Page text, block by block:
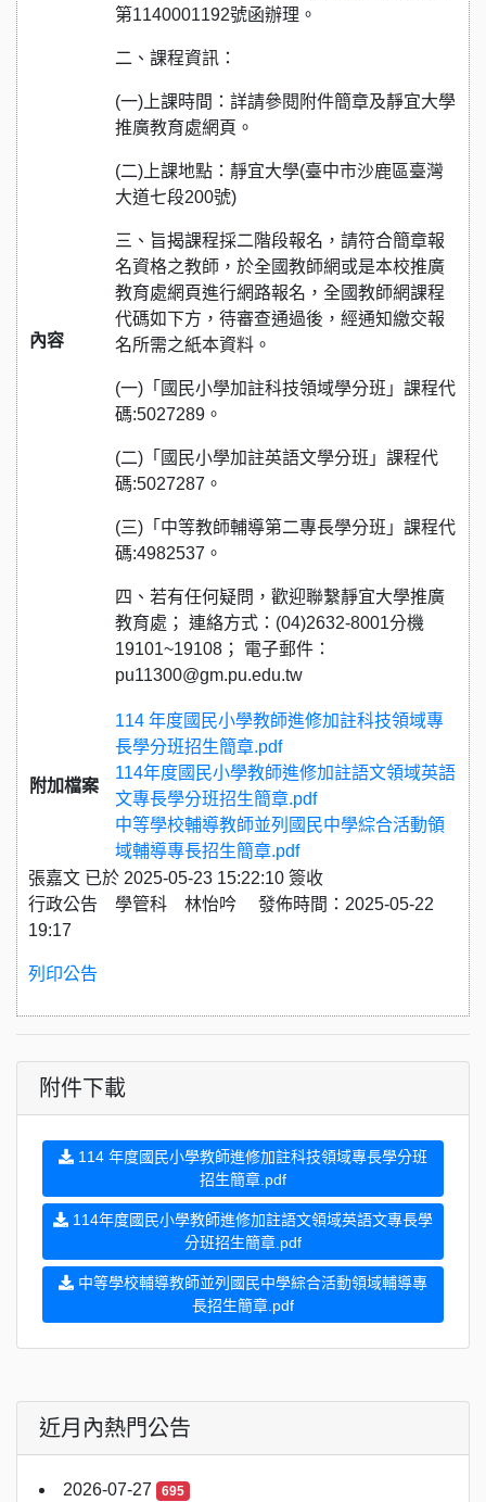
內容
第1140001192號函辦理。
二、課程資訊：
(一)上課時間：詳請參閱附件簡章及靜宜大學
推廣教育處網頁。
(二)上課地點：靜宜大學(臺中市沙鹿區臺灣
大道七段200號)
三、旨揭課程採二階段報名，請符合簡章報
名資格之教師，於全國教師網或是本校推廣
教育處網頁進行網路報名，全國教師網課程
代碼如下方，待審查通過後，經通知繳交報
名所需之紙本資料。
(一)「國民小學加註科技領域學分班」課程代
碼:5027289。
(二)「國民小學加註英語文學分班」課程代
碼:5027287。
(三)「中等教師輔導第二專長學分班」課程代
碼:4982537。
四、若有任何疑問，歡迎聯繫靜宜大學推廣
教育處； 連絡方式：(04)2632-8001分機
19101~19108； 電子郵件：
pu11300@gm.pu.edu.tw
附加檔案
114 年度國民小學教師進修加註科技領域專
長學分班招生簡章.pdf
114年度國民小學教師進修加註語文領域英語
文專長學分班招生簡章.pdf
中等學校輔導教師並列國民中學綜合活動領
域輔導專長招生簡章.pdf
張嘉文 已於 2025-05-23 15:22:10 簽收
行政公告 學管科 林怡吟 發佈時間：2025-05-22
19:17
列印公告
附件下載
114 年度國民小學教師進修加註科技領域專長學分班
招生簡章.pdf
114年度國民小學教師進修加註語文領域英語文專長學
分班招生簡章.pdf
中等學校輔導教師並列國民中學綜合活動領域輔導專
長招生簡章.pdf
近月內熱門公告
2026-07-27 695